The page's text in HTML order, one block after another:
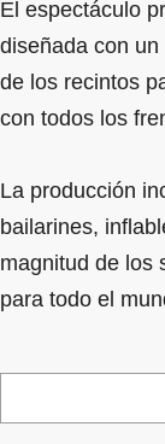
El espectáculo
diseñada con
de los recintos
con todos los
La producción
bailarines,
magnitud de los
para todo el